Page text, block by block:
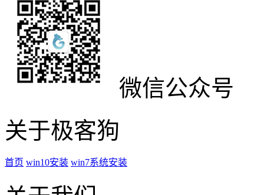
微信公众号
关于极客狗
首页 win10安装 win7系统安装